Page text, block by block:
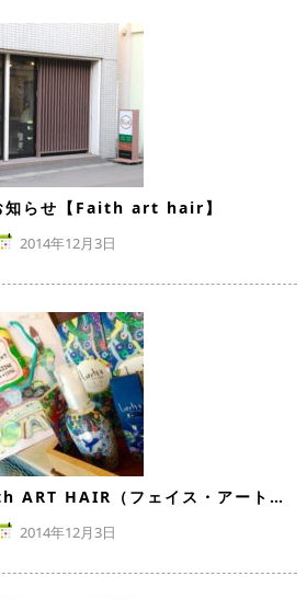
知らせ【Faith art hair】
2014年12月3日
お知らせ【美容室Faith ART HAIR（フェイス・アートヘア）】
2014年12月3日